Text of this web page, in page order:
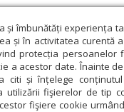
îmbunătăți experiența
și în activitatea curentă
protecția persoanelor
a acestor date. Înainte
și înțelege
fişierelor de tip
fişiere cookie